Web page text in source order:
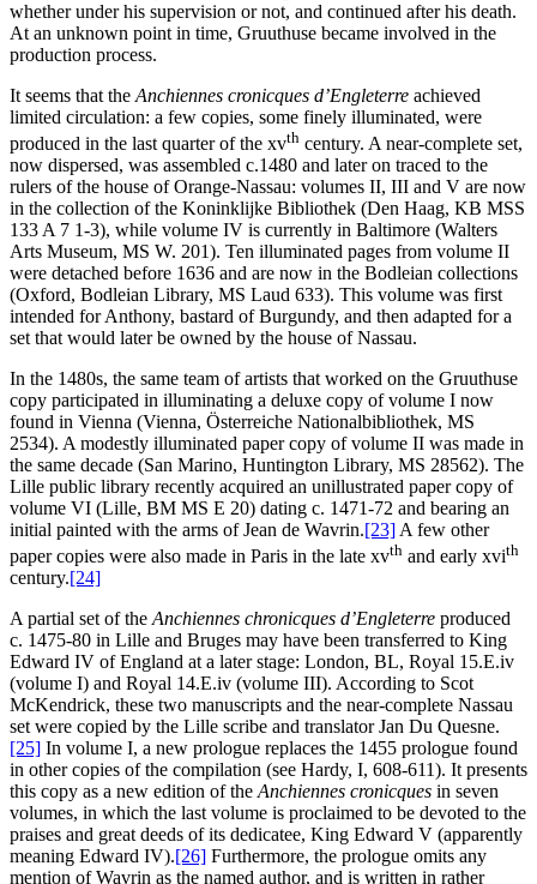
whether under his supervision or not, and continued after his death.
At an unknown point in time, Gruuthuse became involved in the
production process.
It seems that the Anchiennes cronicques d’Engleterre achieved
limited circulation: a few copies, some finely illuminated, were
produced in the last quarter of the xvth century. A near-complete set,
now dispersed, was assembled c.1480 and later on traced to the
rulers of the house of Orange-Nassau: volumes II, III and V are now
in the collection of the Koninklijke Bibliothek (Den Haag, KB MSS
133 A 7 1-3), while volume IV is currently in Baltimore (Walters
Arts Museum, MS W. 201). Ten illuminated pages from volume II
were detached before 1636 and are now in the Bodleian collections
(Oxford, Bodleian Library, MS Laud 633). This volume was first
intended for Anthony, bastard of Burgundy, and then adapted for a
set that would later be owned by the house of Nassau.
In the 1480s, the same team of artists that worked on the Gruuthuse
copy participated in illuminating a deluxe copy of volume I now
found in Vienna (Vienna, Österreiche Nationalbibliothek, MS
2534). A modestly illuminated paper copy of volume II was made in
the same decade (San Marino, Huntington Library, MS 28562). The
Lille public library recently acquired an unillustrated paper copy of
volume VI (Lille, BM MS E 20) dating c. 1471-72 and bearing an
initial painted with the arms of Jean de Wavrin.[23] A few other
paper copies were also made in Paris in the late xvth and early xvith
century.[24]
A partial set of the Anchiennes chronicques d’Engleterre produced
c. 1475-80 in Lille and Bruges may have been transferred to King
Edward IV of England at a later stage: London, BL, Royal 15.E.iv
(volume I) and Royal 14.E.iv (volume III). According to Scot
McKendrick, these two manuscripts and the near-complete Nassau
set were copied by the Lille scribe and translator Jan Du Quesne.
[25] In volume I, a new prologue replaces the 1455 prologue found
in other copies of the compilation (see Hardy, I, 608-611). It presents
this copy as a new edition of the Anchiennes cronicques in seven
volumes, in which the last volume is proclaimed to be devoted to the
praises and great deeds of its dedicatee, King Edward V (apparently
meaning Edward IV).[26] Furthermore, the prologue omits any
mention of Wavrin as the named author, and is written in rather